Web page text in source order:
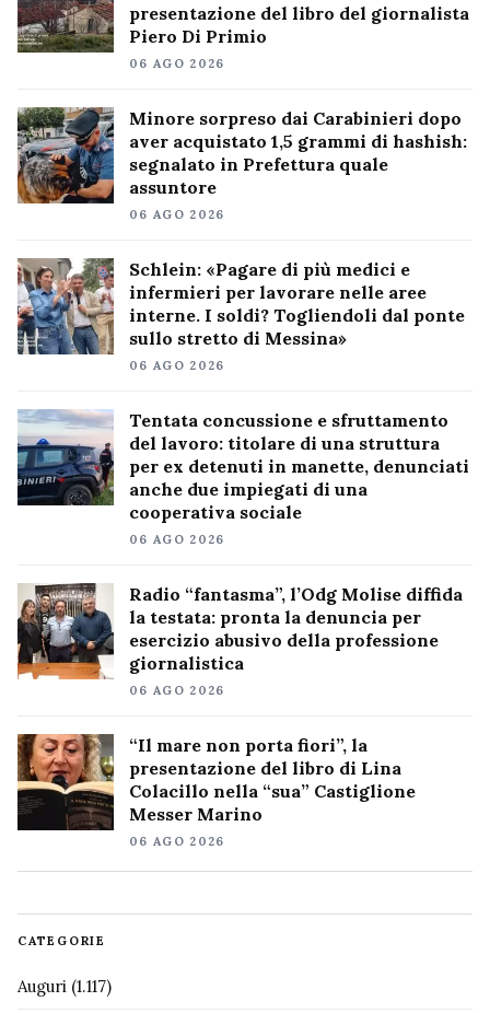
presentazione del libro del giornalista
Piero Di Primio
06 AGO 2026
Minore sorpreso dai Carabinieri dopo
aver acquistato 1,5 grammi di hashish:
segnalato in Prefettura quale
assuntore
06 AGO 2026
Schlein: «Pagare di più medici e
infermieri per lavorare nelle aree
interne. I soldi? Togliendoli dal ponte
sullo stretto di Messina»
06 AGO 2026
Tentata concussione e sfruttamento
del lavoro: titolare di una struttura
per ex detenuti in manette, denunciati
anche due impiegati di una
cooperativa sociale
06 AGO 2026
Radio “fantasma”, l’Odg Molise diffida
la testata: pronta la denuncia per
esercizio abusivo della professione
giornalistica
06 AGO 2026
“Il mare non porta fiori”, la
presentazione del libro di Lina
Colacillo nella “sua” Castiglione
Messer Marino
06 AGO 2026
CATEGORIE
Auguri (1.117)